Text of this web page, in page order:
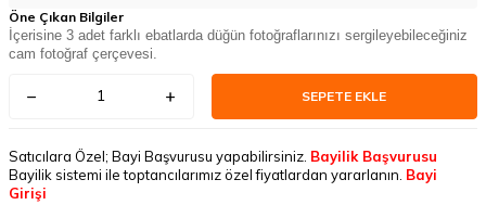
Öne Çıkan Bilgiler
İçerisine 3 adet farklı ebatlarda düğün fotoğraflarınızı sergileyebileceğiniz
cam fotoğraf çerçevesi.
SEPETE EKLE
Satıcılara Özel; Bayi Başvurusu yapabilirsiniz. Bayilik Başvurusu
Bayilik sistemi ile toptancılarımız özel fiyatlardan yararlanın. Bayi
Girişi